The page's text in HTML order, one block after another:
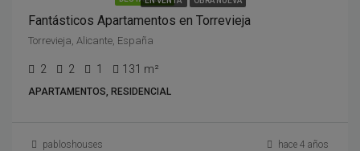
Fantásticos Apartamentos en Torrevieja
Torrevieja, Alicante, España
2 2 1 131 m²
APARTAMENTOS, RESIDENCIAL
pabloshouses hace 4 años